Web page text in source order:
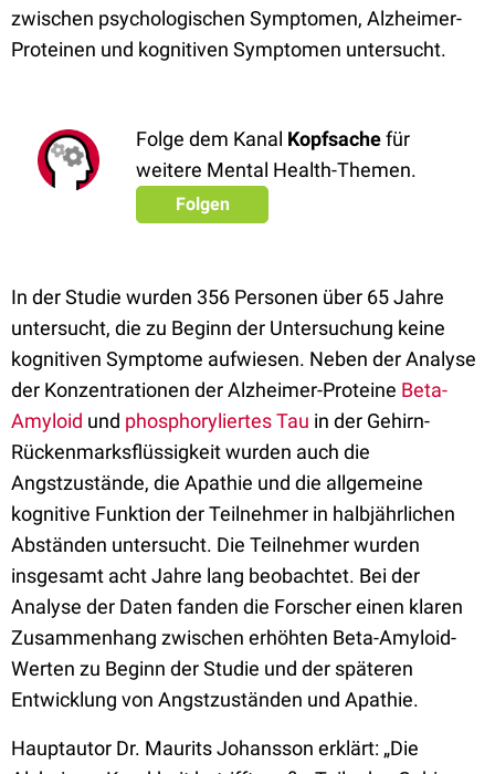
zwischen psychologischen Symptomen, Alzheimer-
Proteinen und kognitiven Symptomen untersucht.
Folge dem Kanal Kopfsachefür
weitere Mental Health-Themen.
Folgen
In der Studie wurden 356 Personen über 65 Jahre
untersucht, die zu Beginn der Untersuchung keine
kognitiven Symptome aufwiesen. Neben der Analyse
der Konzentrationen der Alzheimer-Proteine Beta-
Amyloid und phosphoryliertes Tau in der Gehirn-
Rückenmarksflüssigkeit wurden auch die
Angstzustände, die Apathie und die allgemeine
kognitive Funktion der Teilnehmer in halbjährlichen
Abständen untersucht. Die Teilnehmer wurden
insgesamt acht Jahre lang beobachtet. Bei der
Analyse der Daten fanden die Forscher einen klaren
Zusammenhang zwischen erhöhten Beta-Amyloid-
Werten zu Beginn der Studie und der späteren
Entwicklung von Angstzuständen und Apathie.
Hauptautor Dr. Maurits Johansson erklärt: „Die